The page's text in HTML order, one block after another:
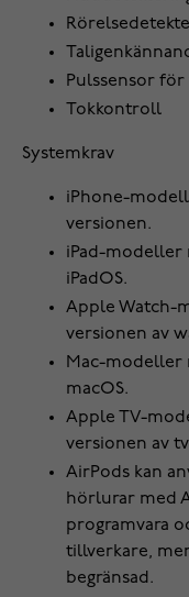
Pulssensor
Tokkontroll
Systemkrav
iPhone-
versionen.
iPad-modeller
iPadOS.
Apple Watch-
versionen av
Mac-modeller
macOS.
Apple TV-
versionen av
AirPods kan
hörlurar med
programvara
tillverkare,
begränsad.